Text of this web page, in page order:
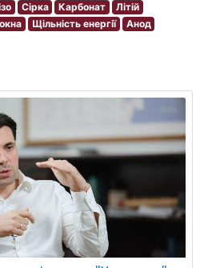
Сірка Карбонат
Літій
Щільність енергії
Анод